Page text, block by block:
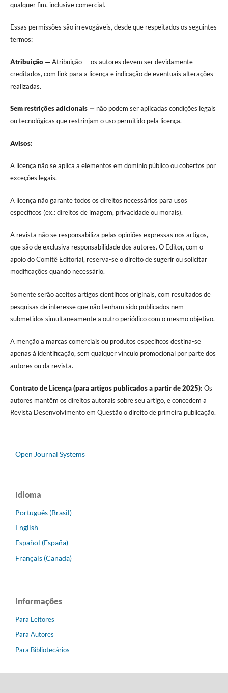
qualquer fim, inclusive comercial.
Essas permissões são irrevogáveis, desde que respeitados os seguintes
termos:
Atribuição — Atribuição — os autores devem ser devidamente
creditados, com link para a licença e indicação de eventuais alterações
realizadas.
Sem restrições adicionais — não podem ser aplicadas condições legais
ou tecnológicas que restrinjam o uso permitido pela licença.
Avisos:
A licença não se aplica a elementos em domínio público ou cobertos por
exceções legais.
A licença não garante todos os direitos necessários para usos
específicos (ex.: direitos de imagem, privacidade ou morais).
A revista não se responsabiliza pelas opiniões expressas nos artigos,
que são de exclusiva responsabilidade dos autores. O Editor, com o
apoio do Comitê Editorial, reserva-se o direito de sugerir ou solicitar
modificações quando necessário.
Somente serão aceitos artigos científicos originais, com resultados de
pesquisas de interesse que não tenham sido publicados nem
submetidos simultaneamente a outro periódico com o mesmo objetivo.
A menção a marcas comerciais ou produtos específicos destina-se
apenas à identificação, sem qualquer vínculo promocional por parte dos
autores ou da revista.
Contrato de Licença (para artigos publicados a partir de 2025): Os
autores mantêm os direitos autorais sobre seu artigo, e concedem a
Revista Desenvolvimento em Questão o direito de primeira publicação.
Open Journal Systems
Idioma
Português (Brasil)
English
Español (España)
Français (Canada)
Informações
Para Leitores
Para Autores
Para Bibliotecários